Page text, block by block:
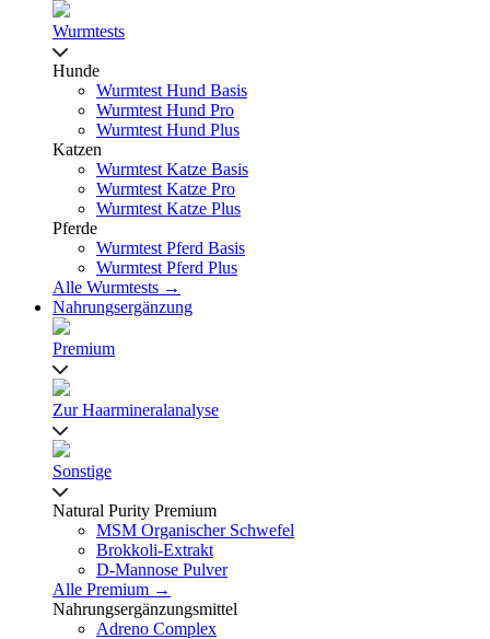
Wurmtests
Hunde
Wurmtest Hund Basis
Wurmtest Hund Pro
Wurmtest Hund Plus
Katzen
Wurmtest Katze Basis
Wurmtest Katze Pro
Wurmtest Katze Plus
Pferde
Wurmtest Pferd Basis
Wurmtest Pferd Plus
Alle Wurmtests →
Nahrungsergänzung
Premium
Zur Haarmineralanalyse
Sonstige
Natural Purity Premium
MSM Organischer Schwefel
Brokkoli-Extrakt
D-Mannose Pulver
Alle Premium →
Nahrungsergänzungsmittel
Adreno Complex